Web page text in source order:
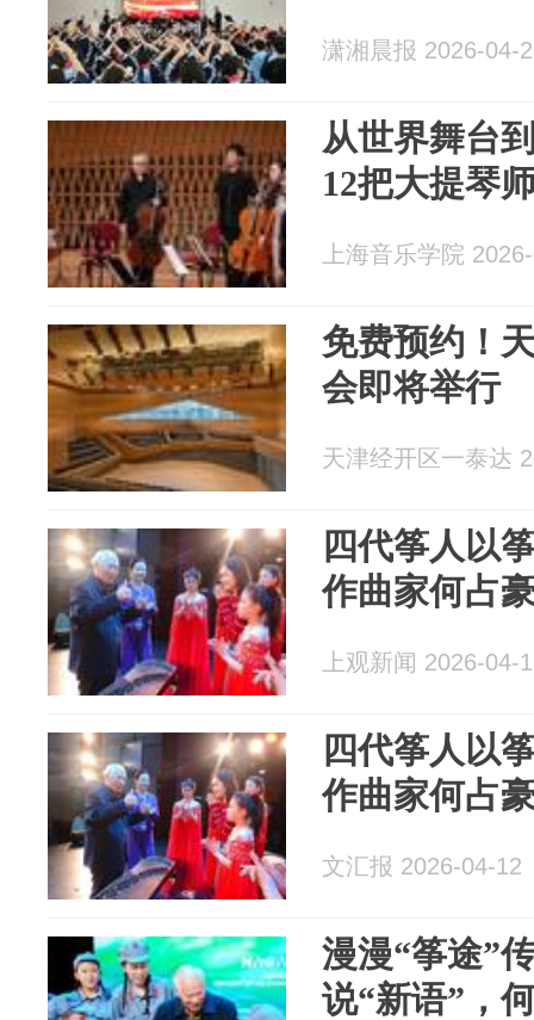
潇湘晨报 2026-04-
从世界舞台
12把大提琴
上海音乐学院
免费预约！
会即将举行
天津经开区一泰达
四代筝人以
作曲家何占
上观新闻 2026-04-
四代筝人以
作曲家何占
文汇报 2026-04-12
漫漫“筝途”
说“新语”，